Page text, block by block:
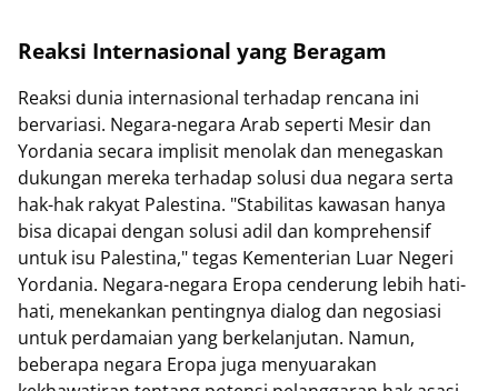
Reaksi Internasional yang Beragam
Reaksi dunia internasional terhadap rencana ini
bervariasi. Negara-negara Arab seperti Mesir dan
Yordania secara implisit menolak dan menegaskan
dukungan mereka terhadap solusi dua negara serta
hak-hak rakyat Palestina. "Stabilitas kawasan hanya
bisa dicapai dengan solusi adil dan komprehensif
untuk isu Palestina," tegas Kementerian Luar Negeri
Yordania. Negara-negara Eropa cenderung lebih hati-
hati, menekankan pentingnya dialog dan negosiasi
untuk perdamaian yang berkelanjutan. Namun,
beberapa negara Eropa juga menyuarakan